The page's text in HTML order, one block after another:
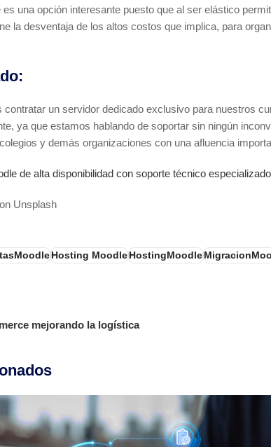
una opción interesante puesto que al ser elástico
la desventaja de los altos costos que implica, para
contratar un servidor dedicado exclusivo para nuestros
ya que estamos hablando de soportar sin ningún
y demás organizaciones con una afluencia
de alta disponibilidad con soporte técnico
Unsplash
Hosting MoodleHostingMoodle
mejorando la logística